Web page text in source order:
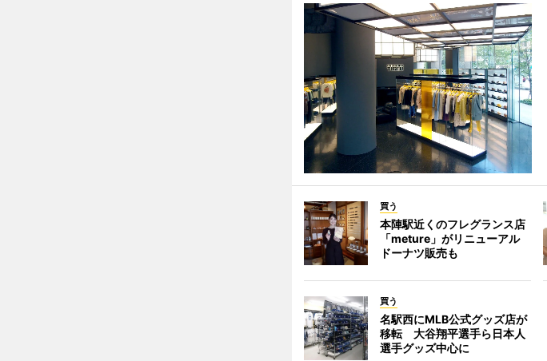
買う
本陣駅近くのフレグランス店
「meture」がリニューアル
ドーナツ販売も
買う
名駅西にMLB公式グッズ店が
移転 大谷翔平選手ら日本人
選手グッズ中心に